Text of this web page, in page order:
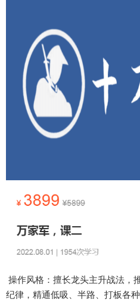
操作风格：擅长龙头主升战法，
纪律，精通低吸、半路、打板各